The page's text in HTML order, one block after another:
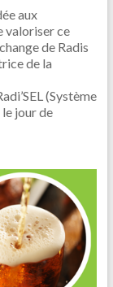
aux
valoriser ce
de Radis
de la
(Système
le jour de